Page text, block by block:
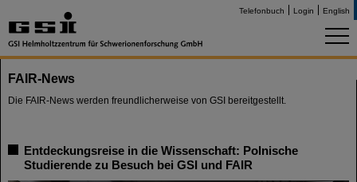
Telefonbuch Login English
FAIR-News
Die FAIR-News werden freundlicherweise von GSI bereitgestellt.
Entdeckungsreise in die Wissenschaft: Polnische
Studierende zu Besuch bei GSI und FAIR